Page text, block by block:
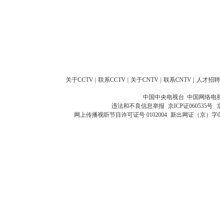
关于CCTV 联系CCTV 关于CNTV 联系CNTV 人才招聘
中国中央电视台 中国网络电
违法和不良信息举报 京ICP证060535号
网上传播视听节目许可证号 0102004 新出网证（京）